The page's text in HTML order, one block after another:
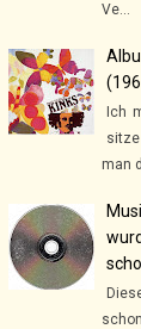
Ve...
Ich
man